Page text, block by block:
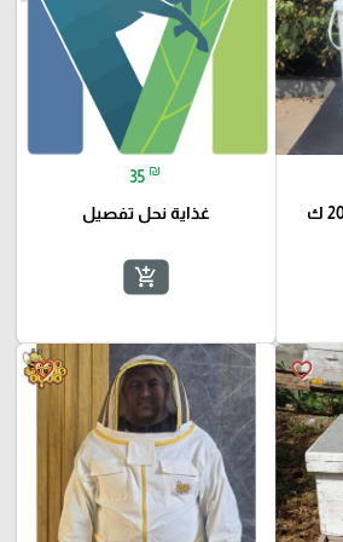
35 ₪
غذاية نحل تفصيل
add_shopping_cart
favorite_border
favorite_border